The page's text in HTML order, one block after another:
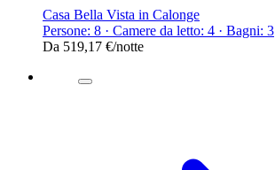
Casa Bella Vista in Calonge
Persone: 8 · Camere da letto: 4 · Bagni: 3
Da 519,17 €/notte